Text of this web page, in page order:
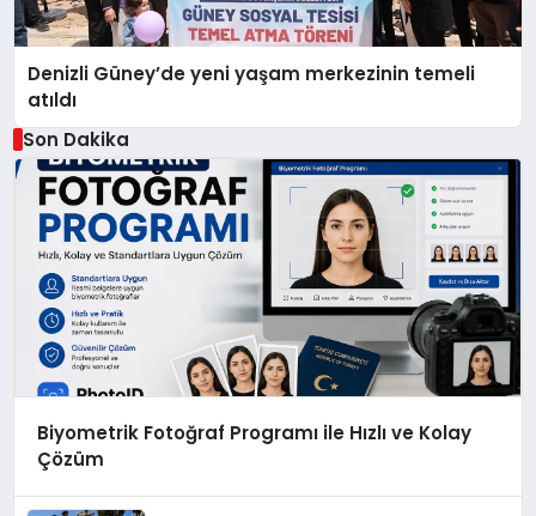
Denizli Güney’de yeni yaşam merkezinin temeli
atıldı
Son Dakika
Biyometrik Fotoğraf Programı ile Hızlı ve Kolay
Çözüm